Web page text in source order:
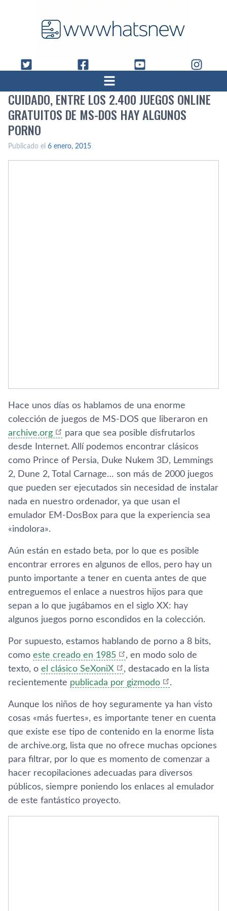
CUIDADO, ENTRE LOS 2.400 JUEGOS ONLINE
GRATUITOS DE MS-DOS HAY ALGUNOS
PORNO
Publicado el 6 enero, 2015
Hace unos dí­as os hablamos de una enorme
colección de juegos de MS-DOS que liberaron en
archive.org
para que sea posible disfrutarlos
desde Internet. Allí­ podemos encontrar clásicos
como Prince of Persia, Duke Nukem 3D, Lemmings
2, Dune 2, Total Carnage… son más de 2000 juegos
que pueden ser ejecutados sin necesidad de instalar
nada en nuestro ordenador, ya que usan el
emulador EM-DosBox para que la experiencia sea
«indolora».
Aún están en estado beta, por lo que es posible
encontrar errores en algunos de ellos, pero hay un
punto importante a tener en cuenta antes de que
entreguemos el enlace a nuestros hijos para que
sepan a lo que jugábamos en el siglo XX: hay
algunos juegos porno escondidos en la colección.
Por supuesto, estamos hablando de porno a 8 bits,
como este creado en 1985
, en modo solo de
texto, o el clásico SeXoniX
, destacado en la lista
recientemente publicada por gizmodo .
Aunque los niños de hoy seguramente ya han visto
cosas «más fuertes», es importante tener en cuenta
que existe ese tipo de contenido en la enorme lista
de archive.org, lista que no ofrece muchas opciones
para filtrar, por lo que es momento de comenzar a
hacer recopilaciones adecuadas para diversos
públicos, siempre poniendo los enlaces al emulador
de este fantástico proyecto.